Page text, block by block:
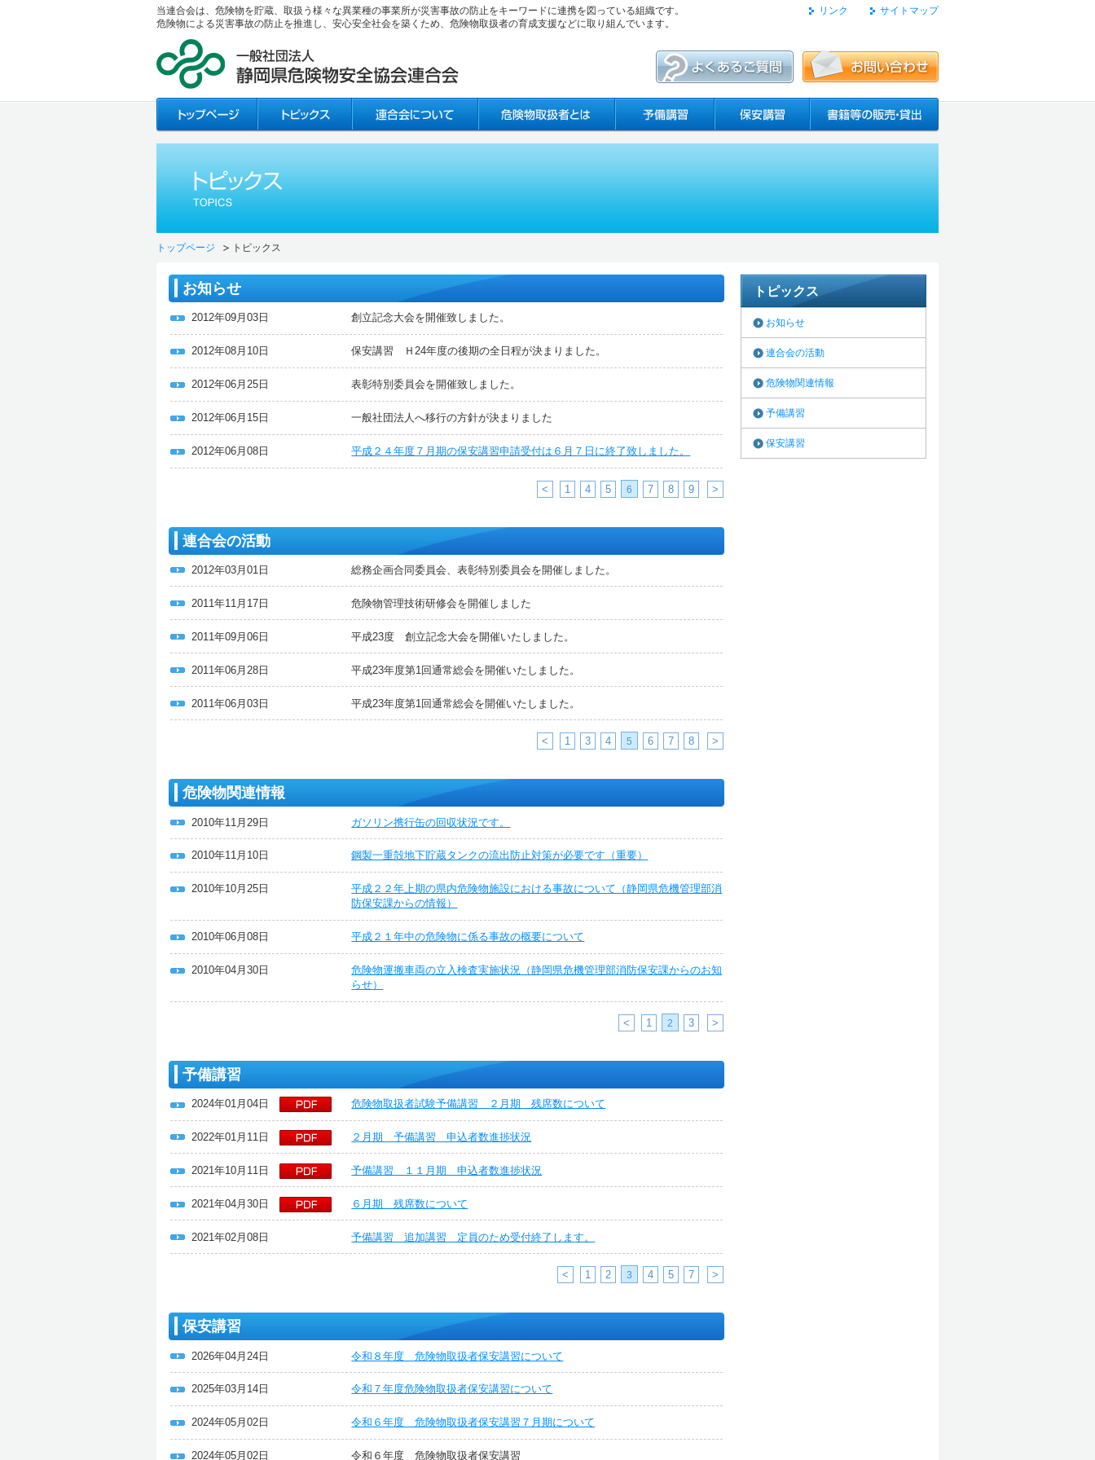
当連合会は、危険物を貯蔵、取扱う様々な異業種の事業所が災害事故の防止をキーワードに連携を図っている組織です。
危険物による災害事故の防止を推進し、安心安全社会を築くため、危険物取扱者の育成支援などに取り組んでいます。
リンク サイトマップ
トップページ トピックス
お知らせ
2012年09月03日 創立記念大会を開催致しました。
2012年08月10日 保安講習 Ｈ24年度の後期の全日程が決まりました。
2012年06月25日 表彰特別委員会を開催致しました。
2012年06月15日 一般社団法人へ移行の方針が決まりました
2012年06月08日 平成２４年度７月期の保安講習申請受付は６月７日に終了致しました。
< 1 4 5 6 7 8 9 >
連合会の活動
2012年03月01日 総務企画合同委員会、表彰特別委員会を開催しました。
2011年11月17日 危険物管理技術研修会を開催しました
2011年09月06日 平成23度 創立記念大会を開催いたしました。
2011年06月28日 平成23年度第1回通常総会を開催いたしました。
2011年06月03日 平成23年度第1回通常総会を開催いたしました。
< 1 3 4 5 6 7 8 >
危険物関連情報
2010年11月29日 ガソリン携行缶の回収状況です。
2010年11月10日 鋼製一重殻地下貯蔵タンクの流出防止対策が必要です（重要）
2010年10月25日
平成２２年上期の県内危険物施設における事故について（静岡県危機管理部消
防保安課からの情報）
2010年06月08日 平成２１年中の危険物に係る事故の概要について
2010年04月30日
危険物運搬車両の立入検査実施状況（静岡県危機管理部消防保安課からのお知
らせ）
< 1 2 3 >
予備講習
2024年01月04日 危険物取扱者試験予備講習 ２月期 残席数について
2022年01月11日 ２月期 予備講習 申込者数進捗状況
2021年10月11日 予備講習 １１月期 申込者数進捗状況
2021年04月30日 ６月期 残席数について
2021年02月08日 予備講習 追加講習 定員のため受付終了します。
< 1 2 3 4 5 7 >
保安講習
2026年04月24日 令和８年度 危険物取扱者保安講習について
2025年03月14日 令和７年度危険物取扱者保安講習について
2024年05月02日 令和６年度 危険物取扱者保安講習７月期について
2024年05月02日 令和６年度 危険物取扱者保安講習
トピックス
お知らせ
連合会の活動
危険物関連情報
予備講習
保安講習